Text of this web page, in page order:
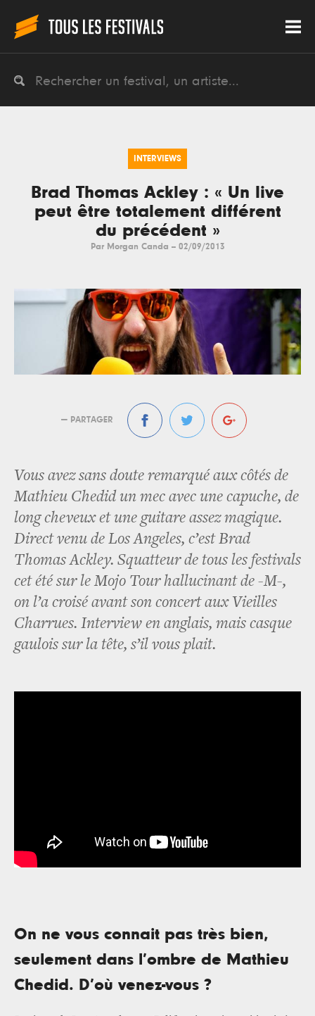
INTERVIEWS
Brad Thomas Ackley : « Un live
peut être totalement différent
du précédent »
Par Morgan Canda -- 02/09/2013
— PARTAGER
Vous avez sans doute remarqué aux côtés de
Mathieu Chedid un mec avec une capuche, de
long cheveux et une guitare assez magique.
Direct venu de Los Angeles, c’est Brad
Thomas Ackley. Squatteur de tous les festivals
cet été sur le Mojo Tour hallucinant de -M-,
on l’a croisé avant son concert aux Vieilles
Charrues. Interview en anglais, mais casque
gaulois sur la tête, s’il vous plait.
On ne vous connait pas très bien,
seulement dans l’ombre de Mathieu
Chedid. D’où venez-vous ?